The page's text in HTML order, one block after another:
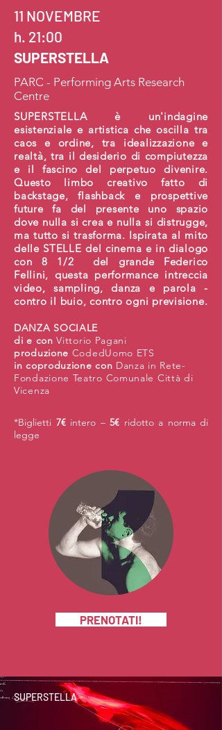
11 NOVEMBRE
h. 21:00
SUPERSTELLA
PARC - Performing Arts Research
Centre
SUPERSTELLA è un'indagine
esistenziale e artistica che oscilla tra
caos e ordine, tra idealizzazione e
realtà, tra il desiderio di compiutezza
e il fascino del perpetuo divenire.
Questo limbo creativo fatto di
backstage, flashback e prospettive
future fa del presente uno spazio
dove nulla si crea e nulla si distrugge,
ma tutto si trasforma. Ispirata al mito
delle STELLE del cinema e in dialogo
con 8 1/2 del grande Federico
Fellini, questa performance intreccia
video, sampling, danza e parola -
contro il buio, contro ogni previsione.
DANZA SOCIALE ​
di e conVittorio Pagani
produzione CodedUomo ETS
in coproduzione con Danza in Rete-
Fondazione Teatro Comunale Città di
Vicenza​
*Biglietti 7€intero – 5€ ridotto a norma di
legge
PRENOTATI!
SUPERSTELLA